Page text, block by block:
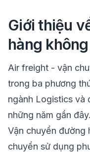
Giới thiệu
hàng
Air freight - vận
trong ba phương
ngành Logistics và
những năm gần đây.
Vận chuyển đường
chuyển sử dụng